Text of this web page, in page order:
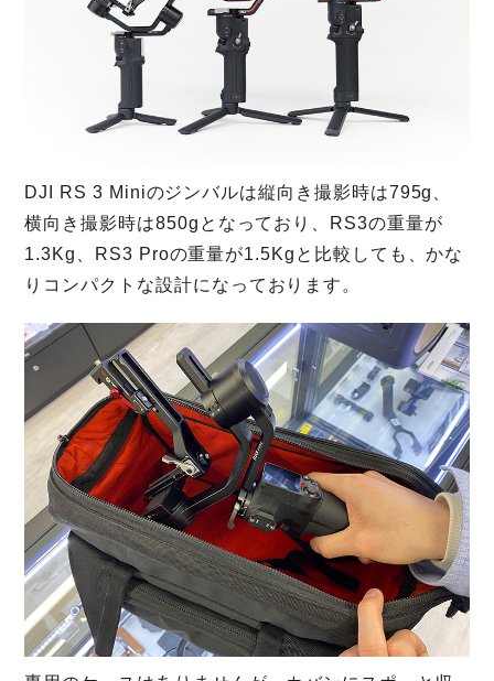
DJI RS 3 Miniのジンバルは縦向き撮影時は795g、
横向き撮影時は850gとなっており、RS3の重量が
1.3Kg、RS3 Proの重量が1.5Kgと比較しても、かな
りコンパクトな設計になっております。